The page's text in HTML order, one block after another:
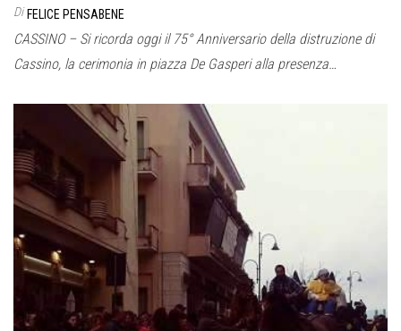
Di FELICE PENSABENE
CASSINO – Si ricorda oggi il 75° Anniversario della distruzione di
Cassino, la cerimonia in piazza De Gasperi alla presenza…